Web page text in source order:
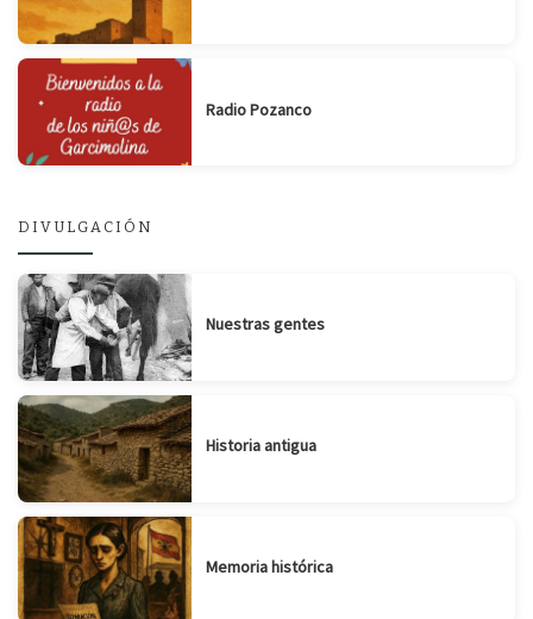
Radio Pozanco
DIVULGACIÓN
Nuestras gentes
Historia antigua
Memoria histórica